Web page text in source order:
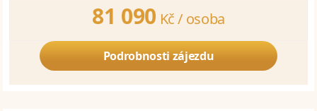
81 090 Kč / osoba
Podrobnosti zájezdu